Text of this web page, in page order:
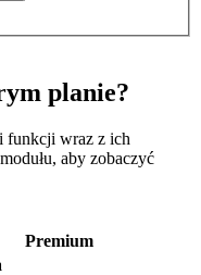
planie?
funkcji wraz z ich
aby zobaczyć
Premium